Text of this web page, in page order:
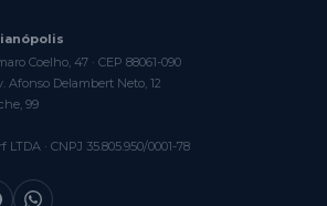
Coelho, 47 · CEP 88061-090
Afonso Delambert Neto, 12
99
· CNPJ 35.805.950/0001-78